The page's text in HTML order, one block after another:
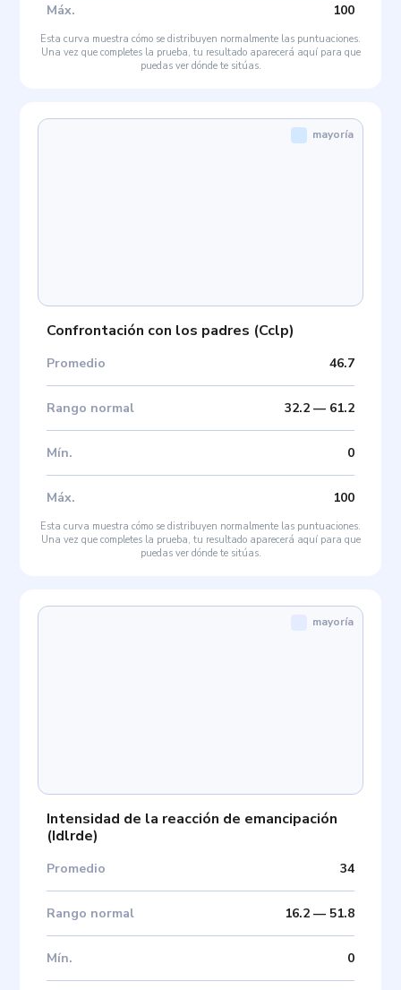
Máx. 100
Esta curva muestra cómo se distribuyen normalmente las puntuaciones.
Una vez que completes la prueba, tu resultado aparecerá aquí para que
puedas ver dónde te sitúas.
Confrontación con los padres (Cclp)
Promedio 46.7
Rango normal 32.2— 61.2
Mín. 0
Máx. 100
mayoría
Esta curva muestra cómo se distribuyen normalmente las puntuaciones.
Una vez que completes la prueba, tu resultado aparecerá aquí para que
puedas ver dónde te sitúas.
Intensidad de la reacción de emancipación
(Idlrde)
Promedio 34
Rango normal 16.2— 51.8
Mín. 0
mayoría